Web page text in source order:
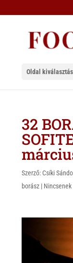
Oldal
32
Szerző: Csíki
borász|